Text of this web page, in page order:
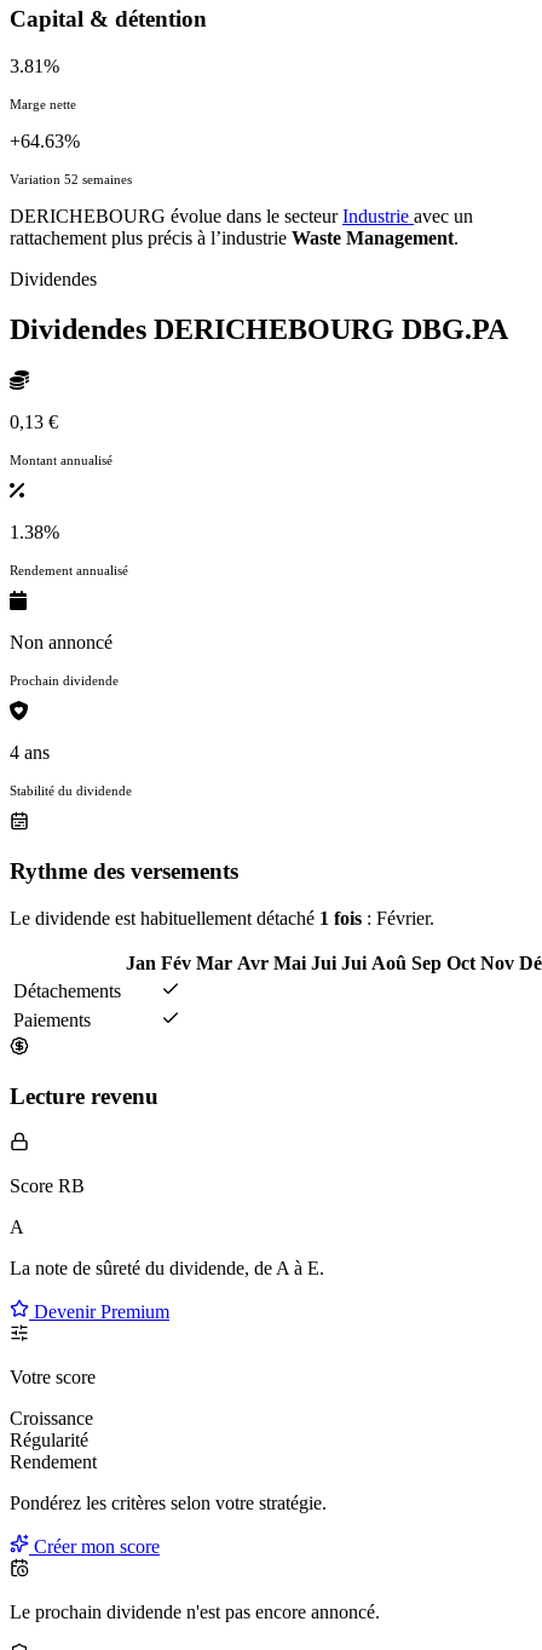
Capital & détention
3.81%
Marge nette
+64.63%
Variation 52 semaines
DERICHEBOURG évolue dans le secteurIndustrie avec un
rattachement plus précis à l’industrie Waste Management.
Dividendes
Dividendes DERICHEBOURG DBG.PA
0,13 €
Montant annualisé
1.38%
Rendement annualisé
Non annoncé
Prochain dividende
4 ans
Stabilité du dividende
Rythme des versements
Le dividende est habituellement détaché 1 fois : Février.
Jan Fév Mar Avr Mai Jui Jui Aoû Sep Oct Nov
Détachements
Paiements
Lecture revenu
Score RB
A
La note de sûreté du dividende, de A à E.
Devenir Premium
Votre score
Croissance
Régularité
Rendement
Pondérez les critères selon votre stratégie.
Créer mon score
Le prochain dividende n'est pas encore annoncé.